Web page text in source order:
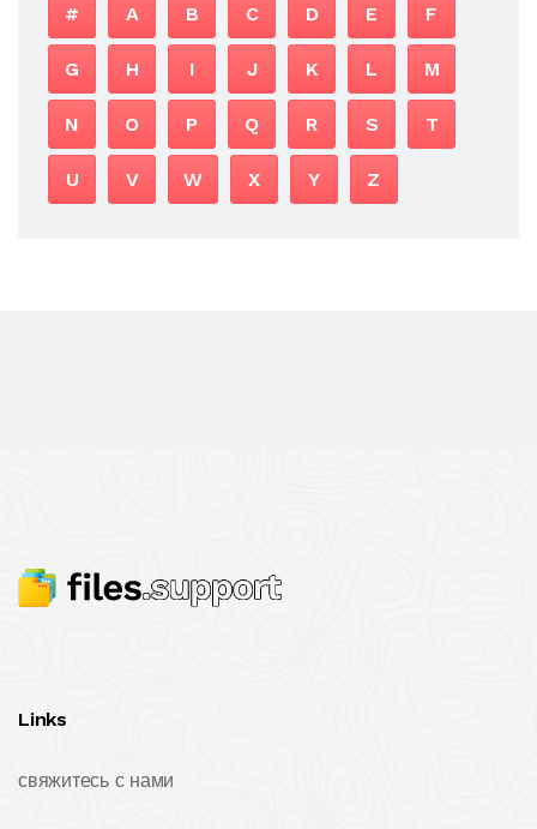
# A B C D E F
G H I J K L M
N O P Q R S T
U V W X Y Z
Links
свяжитесь с нами